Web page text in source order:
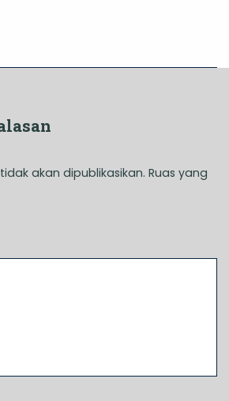
akan dipublikasikan. Ruas yang